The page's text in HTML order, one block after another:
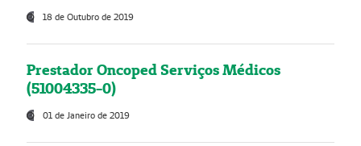
18 de Outubro de 2019
Prestador Oncoped Serviços Médicos
(51004335-0)
01 de Janeiro de 2019